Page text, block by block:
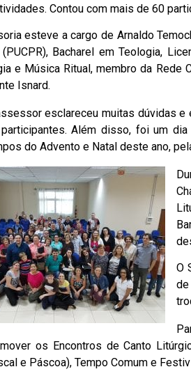
Contou com mais de 60
esteve a cargo de Arnaldo
Bacharel em Teologia,
e Música Ritual, membro da Rede
Isnard.
esclareceu muitas dúvidas
Além disso, foi um
do Advento e Natal deste ano,
O
os Encontros de Canto
e Páscoa), Tempo Comum e